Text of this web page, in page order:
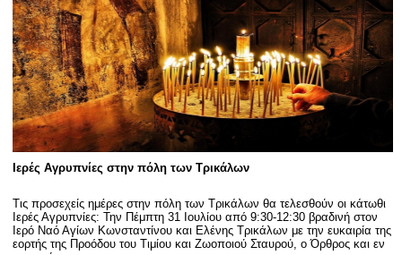
Ιερές Αγρυπνίες στην πόλη των Τρικάλων
Τις προσεχείς ημέρες στην πόλη των Τρικάλων θα τελεσθούν οι κάτωθι
Ιερές Αγρυπνίες: Την Πέμπτη 31 Ιουλίου από 9:30-12:30 βραδινή στον
Ιερό Ναό Αγίων Κωνσταντίνου και Ελένης Τρικάλων με την ευκαιρία της
εορτής της Προόδου του Τιμίου και Ζωοποιού Σταυρού, ο Όρθρος και εν